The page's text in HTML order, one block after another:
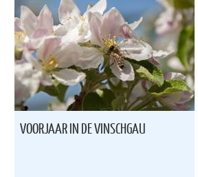
VOORJAAR IN DE VINSCHGAU